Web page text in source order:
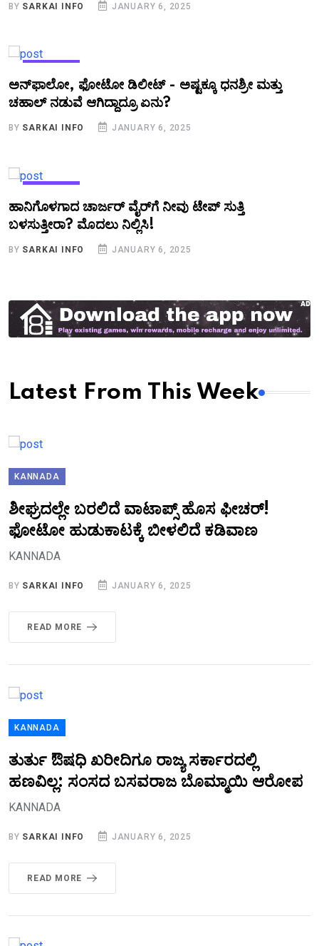
BY SARKAI INFO JANUARY 6, 2025
ಅನ್‌ಫಾಲೋ, ಫೋಟೋ ಡಿಲೀಟ್‌ - ಅಷ್ಟಕ್ಕೂ ಧನಶ್ರೀ ಮತ್ತು
ಚಹಾಲ್‌ ನಡುವೆ ಆಗಿದ್ದಾದ್ರೂ ಏನು?
BY SARKAI INFO JANUARY 6, 2025
ಹಾನಿಗೊಳಗಾದ ಚಾರ್ಜರ್ ವೈರ್‌ಗೆ ನೀವು ಟೇಪ್ ಸುತ್ತಿ
ಬಳಸುತ್ತೀರಾ? ಮೊದಲು ನಿಲ್ಲಿಸಿ!
BY SARKAI INFO JANUARY 6, 2025
Latest From This Week
KANNADA
ಶೀಘ್ರದಲ್ಲೇ ಬರಲಿದೆ ವಾಟಾಪ್ಸ್ ಹೊಸ ಫೀಚರ್!
ಫೋಟೋ ಹುಡುಕಾಟಕ್ಕೆ ಬೀಳಲಿದೆ ಕಡಿವಾಣ
KANNADA
BY SARKAI INFO JANUARY 6, 2025
READ MORE
KANNADA
ತುರ್ತು ಔಷಧಿ ಖರೀದಿಗೂ ರಾಜ್ಯ ಸರ್ಕಾರದಲ್ಲಿ
ಹಣವಿಲ್ಲ: ಸಂಸದ ಬಸವರಾಜ ಬೊಮ್ಮಾಯಿ ಆರೋಪ
KANNADA
BY SARKAI INFO JANUARY 6, 2025
READ MORE